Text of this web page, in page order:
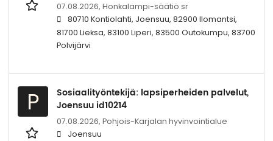
07.08.2026, Honkalampi-säätiö sr
80710 Kontiolahti, Joensuu, 82900 Ilomantsi,
81700 Lieksa, 83100 Liperi, 83500 Outokumpu, 83700
Polvijärvi
P
Sosiaalityöntekijä: lapsiperheiden palvelut,
Joensuu id10214
07.08.2026, Pohjois-Karjalan hyvinvointialue
Joensuu